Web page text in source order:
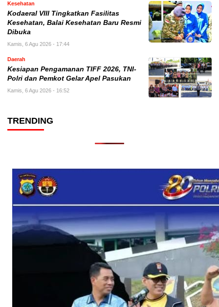
Kesehatan
Kodaeral VIII Tingkatkan Fasilitas
Kesehatan, Balai Kesehatan Baru Resmi
Dibuka
Kamis, 6 Agu 2026 - 17:44
Daerah
Kesiapan Pengamanan TIFF 2026, TNI-
Polri dan Pemkot Gelar Apel Pasukan
Kamis, 6 Agu 2026 - 16:52
TRENDING